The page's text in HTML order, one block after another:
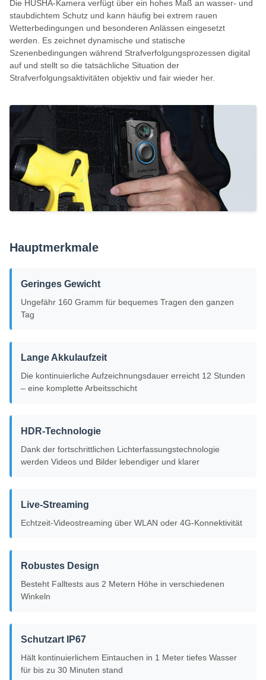
Die HUSHA-Kamera verfügt über ein hohes Maß an wasser- und
staubdichtem Schutz und kann häufig bei extrem rauen
Wetterbedingungen und besonderen Anlässen eingesetzt
werden. Es zeichnet dynamische und statische
Szenenbedingungen während Strafverfolgungsprozessen digital
auf und stellt so die tatsächliche Situation der
Strafverfolgungsaktivitäten objektiv und fair wieder her.
Hauptmerkmale
Geringes Gewicht
Ungefähr 160 Gramm für bequemes Tragen den ganzen
Tag
Lange Akkulaufzeit
Die kontinuierliche Aufzeichnungsdauer erreicht 12 Stunden
– eine komplette Arbeitsschicht
HDR-Technologie
Dank der fortschrittlichen Lichterfassungstechnologie
werden Videos und Bilder lebendiger und klarer
Live-Streaming
Echtzeit-Videostreaming über WLAN oder 4G-Konnektivität
Robustes Design
Besteht Falltests aus 2 Metern Höhe in verschiedenen
Winkeln
Schutzart IP67
Hält kontinuierlichem Eintauchen in 1 Meter tiefes Wasser
für bis zu 30 Minuten stand